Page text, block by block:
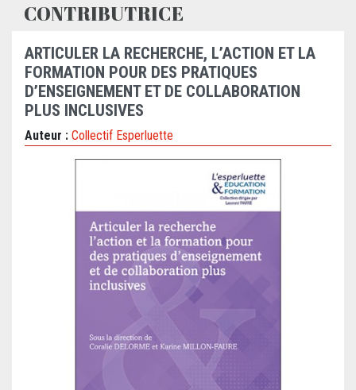
CONTRIBUTRICE
ARTICULER LA RECHERCHE, L’ACTION ET LA
FORMATION POUR DES PRATIQUES
D’ENSEIGNEMENT ET DE COLLABORATION
PLUS INCLUSIVES
Auteur : Collectif Esperluette